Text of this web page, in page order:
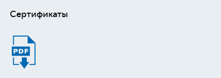
Сертификаты